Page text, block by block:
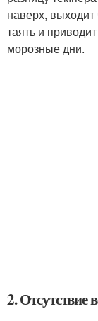
наверх,
таять и
морозные дни.
2. Отсутствие